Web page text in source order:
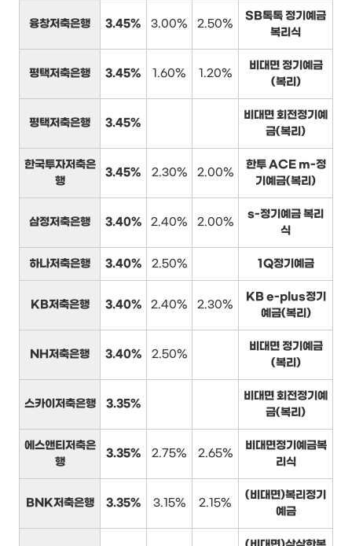
융창저축은행 3.45% 3.00% 2.50%
SB톡톡 정기예금
복리식
평택저축은행 3.45% 1.60% 1.20%
비대면 정기예금
(복리)
평택저축은행 3.45%
비대면 회전정기예
금(복리)
한국투자저축은
행
3.45% 2.30% 2.00%
한투 ACE m-정
기예금(복리)
삼정저축은행 3.40% 2.40% 2.00%
s-정기예금 복리
식
하나저축은행 3.40% 2.50% 1Q정기예금
KB저축은행 3.40% 2.40% 2.30%
KB e-plus정기
예금(복리)
NH저축은행 3.40% 2.50%
비대면 정기예금
(복리)
스카이저축은행 3.35%
비대면 회전정기예
금(복리)
에스앤티저축은
행
3.35% 2.75% 2.65%
비대면정기예금복
리식
BNK저축은행 3.35% 3.15% 2.15%
(비대면)복리정기
예금